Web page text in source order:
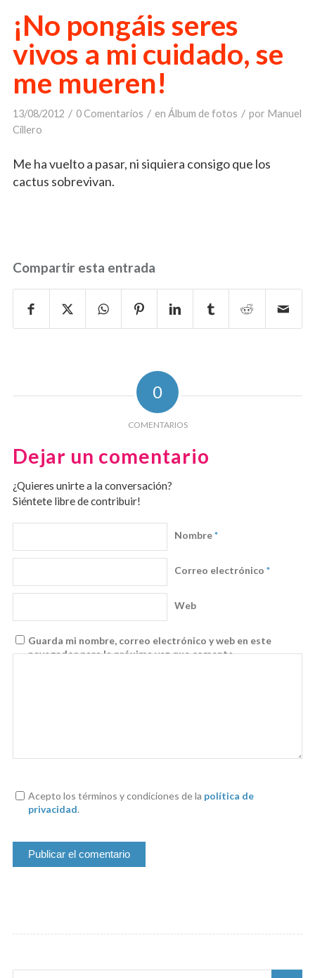
¡No pongáis seres
vivos a mi cuidado, se
me mueren!
13/08/2012 / 0 Comentarios / en Álbum de fotos / por Manuel
Cillero
Me ha vuelto a pasar, ni siquiera consigo que los
cactus sobrevivan.
Compartir esta entrada
0
COMENTARIOS
Dejar un comentario
¿Quieres unirte a la conversación?
Siéntete libre de contribuir!
Nombre*
Correo electrónico *
Web
Guarda mi nombre, correo electrónico y web en este
navegador para la próxima vez que comente.
Acepto los términos y condiciones de la política de
privacidad.